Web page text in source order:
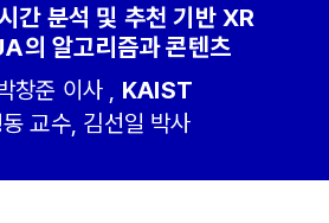
간 분석 및 추천 기반 XR
의 알고리즘과 콘텐츠
창준 이사 , KAIST
교수, 김선일 박사